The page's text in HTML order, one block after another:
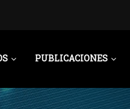
PUBLICACIONES